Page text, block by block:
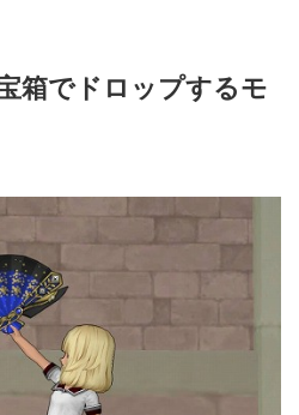
箱でドロップするモ